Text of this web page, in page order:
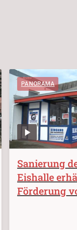
PANORAMA
Sanierung
Eishalle
Förderung